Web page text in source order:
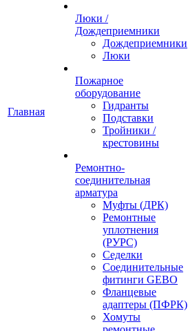
Главная
Люки /
Дождеприемники
Дождеприемники
Люки
Пожарное
оборудование
Гидранты
Подставки
Тройники /
крестовины
Ремонтно-
соединительная
арматура
Муфты (ДРК)
Ремонтные
уплотнения
(РУРС)
Седелки
Соединительные
фитинги GEBO
Фланцевые
адаптеры (ПФРК)
Хомуты